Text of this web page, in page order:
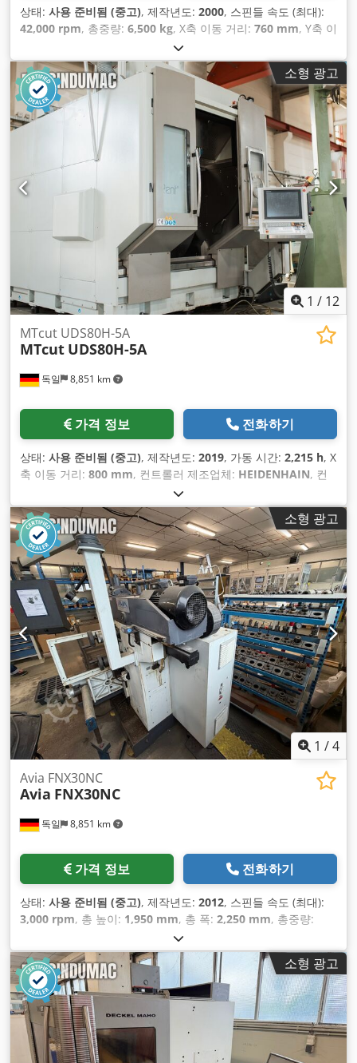
상태: 사용 준비됨 (중고), 제작년도: 2000, 스핀들 속도 (최대):
42,000 rpm, 총중량: 6,500 kg, X축 이동 거리: 760 mm, Y축 이
, Z축 이동 거리:
소형 광고
1 / 12
독일 8,851 km
MTcut UDS80H-5A
MTcut UDS80H-5A
가격 정보 전화하기
상태: 사용 준비됨 (중고), 제작년도: 2019, 가동 시간: 2,215 h, X
축 이동 거리: 800 mm, 컨트롤러 제조업체: HEIDENHAIN, 컨
, 스핀들 속도 (최대):
모터 출력:35,000 와트, 축 수:5,
소형 광고
1 /4
독일 8,851 km
Avia FNX30NC
Avia FNX30NC
가격 정보 전화하기
상태: 사용 준비됨 (중고), 제작년도: 2012, 스핀들 속도 (최대):
3,000 rpm, 총 높이: 1,950 mm, 총 폭: 2,250 mm, 총중량:
400 mm
축 이동 거리:350 mm, 컨트롤러 제조업체:HEIDENHAIN, 컨
트롤러 모델:TNC 320 , 스핀들 모터 출력: 5,500 와트
, 제품 길이
(최대):2,700 mm , 테이블 하중:200 kg, 축 수: 3,
소형 광고